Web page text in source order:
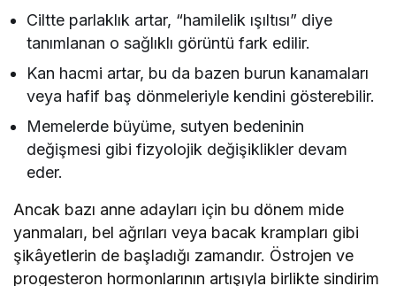
Ciltte parlaklık artar, “hamilelik ışıltısı” diye
tanımlanan o sağlıklı görüntü fark edilir.
Kan hacmi artar, bu da bazen burun kanamaları
veya hafif baş dönmeleriyle kendini gösterebilir.
Memelerde büyüme, sutyen bedeninin
değişmesi gibi fizyolojik değişiklikler devam
eder.
Ancak bazı anne adayları için bu dönem mide
yanmaları, bel ağrıları veya bacak krampları gibi
şikâyetlerin de başladığı zamandır. Östrojen ve
progesteron hormonlarının artışıyla birlikte sindirim